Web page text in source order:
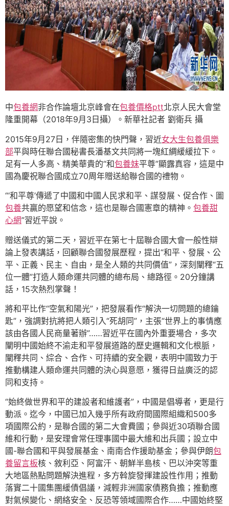
中包養網非合作論壇北京峰會在包養價格ptt北京人民大會堂
隆重開幕（2018年9月3日攝）。新華社記者 劉衛兵 攝
2015年9月27日，伴隨密集的快門聲，習近女大生包養俱樂
部平與時任聯合國秘書長潘基文共同將一塊紅綢緩緩拉下。
足有一人多高、精美華貴的“和包養妹平尊”顯露真容，這是中
國為慶祝聯合國成立70周年贈送給聯合國的禮物。
“‘和平尊’傳遞了中國和中國人民求和平、謀發展、促合作、圖
包養共贏的愿望和信念，這也是聯合國憲章的精神。 包養甜
心網”習近平說。
贈送儀式的第二天，習近平在第七十屆聯合國大會一般性辯
論上發表講話，回顧聯合國發展歷程，提出“和平、發展、公
平、正義、民主、自由，是全人類的共同價值”，深刻闡釋“五
位一體”打造人類命運共同體的總布局、總路徑。20分鐘講
話，15次熱烈掌聲！
將和平比作“空氣和陽光”，把發展看作“解決一切問題的總鑰
匙”，強調對抗將把人類引入“死胡同”，主張“世界上的事情應
該由各國人民商量著辦”……習近平在國內外重要場合，多次
闡明中國始終不渝走和平發展道路的歷史邏輯和文化根脈，
闡釋共同、綜合、合作、可持續的安全觀，表明中國致力于
推動構建人類命運共同體的決心與意愿，獲得日益廣泛的認
同和支持。
“始終做世界和平的建設者和維護者”，中國是倡導者，更是行
動派。迄今，中國已加入幾乎所有政府間國際組織和500多
項國際公約，是聯合國的第二大會費國；參與近30項聯合國
維和行動，是安理會常任理事國中最大維和出兵國；設立中
國-聯合國和平與發展基金、南南合作援助基金；參與伊朗包
養留言板核、敘利亞、阿富汗、朝鮮半島核、巴以沖突等重
大地區熱點問題解決進程，多方斡旋發揮建設性作用；推動
落實二十國集團緩債倡議，減輕非洲國家債務負擔；推動應
對氣候變化、網絡安全、反恐等領域國際合作……中國始終堅